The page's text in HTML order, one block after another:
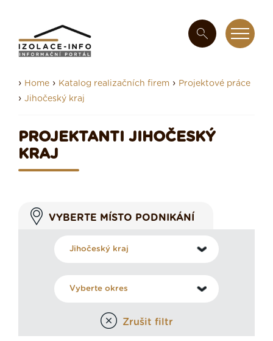
› Home › Katalog realizačních firem › Projektové práce
› Jihočeský kraj
PROJEKTANTI JIHOČESKÝ
KRAJ
VYBERTE MÍSTO PODNIKÁNÍ
Zrušit filtr